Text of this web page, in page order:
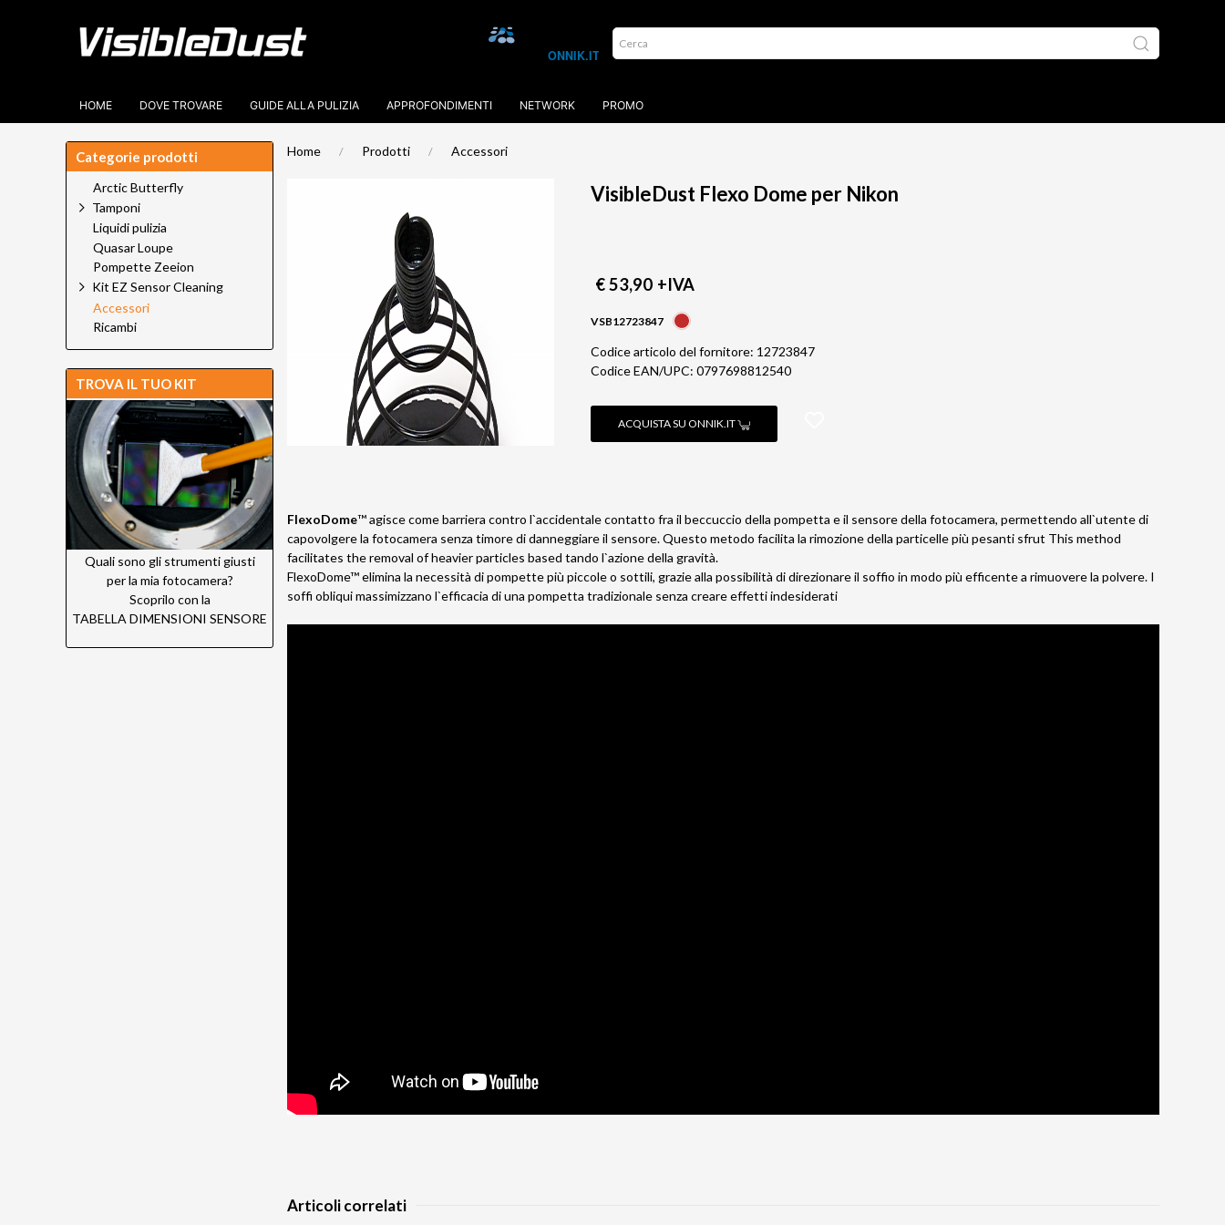
HOME DOVE TROVARE GUIDE ALLA PULIZIA APPROFONDIMENTI NETWORK PROMO
Home Prodotti Accessori
VisibleDust Flexo Dome per Nikon
€ 53,90 +IVA
VSB12723847
Codice articolo del fornitore: 12723847
Codice EAN/UPC: 0797698812540
ACQUISTA SU ONNIK.IT
FlexoDome™ agisce come barriera contro l`accidentale contatto fra il beccuccio della pompetta e il sensore della fotocamera, permettendo all`utente di
capovolgere la fotocamera senza timore di danneggiare il sensore. Questo metodo facilita la rimozione della particelle più pesanti sfrut This method
facilitates the removal of heavier particles based tando l`azione della gravità.
FlexoDome™ elimina la necessità di pompette più piccole o sottili, grazie alla possibilità di direzionare il soffio in modo più efficente a rimuovere la polvere. I
soffi obliqui massimizzano l`efficacia di una pompetta tradizionale senza creare effetti indesiderati
Articoli correlati
Categorie prodotti
Arctic Butterfly
Tamponi
Liquidi pulizia
Quasar Loupe
Pompette Zeeion
Kit EZ Sensor Cleaning
Accessori
Ricambi
TROVA IL TUO KIT
Quali sono gli strumenti giusti
per la mia fotocamera?
Scoprilo con la
TABELLA DIMENSIONI SENSORE